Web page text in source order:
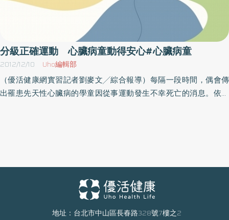
分級正確運動 心臟病童動得安心#心臟病童
2012/12/10 Uho編輯部
（優活健康網實習記者劉麥文╱綜合報導）每隔一段時間，偶會傳
出罹患先天性心臟病的學童因從事運動發生不幸死亡的消息。依教
導管介入性之治療以及開心外科手術等的進步與發展，心臟病兒童
之存活率已大為增加，大多數的心臟病童也能與其他健康的孩童一
樣，上學並參與各種不同的活動，但需要依心臟病的情況而加以指
地址：台北市中山區長春路328號7樓之2